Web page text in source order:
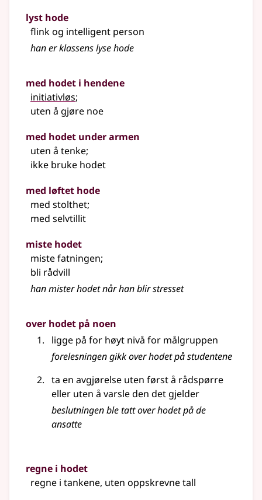
lyst hode
flink og intelligent person
han er klassens lysehode
med hodet i hendene
initiativløs;
uten å gjøre noe
med hodet under armen
uten å tenke;
ikke bruke hodet
med løftet hode
med stolthet;
med selvtillit
miste hodet
miste fatningen;
bli rådvill
han mister hodet når han blir stresset
over hodet på noen
ligge på for høyt nivå for målgruppen
forelesningen gikk over hodet på studentene
ta en avgjørelse uten først å rådspørre
eller uten å varsle den det gjelder
beslutningen ble tatt overhodetpå de
ansatte
regne i hodet
regne i tankene, uten oppskrevne tall